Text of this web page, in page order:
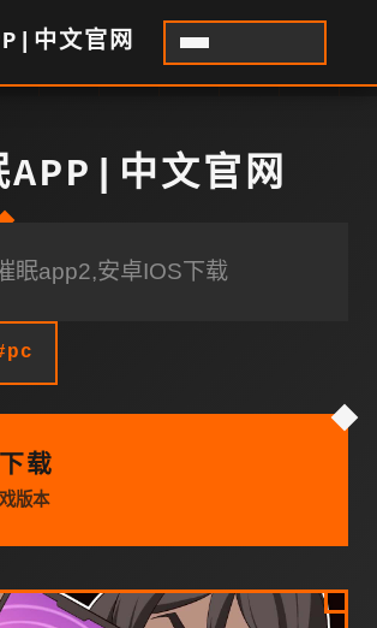
中文官网
APP|中文官网
眠app2,安卓IOS下载
载
版本